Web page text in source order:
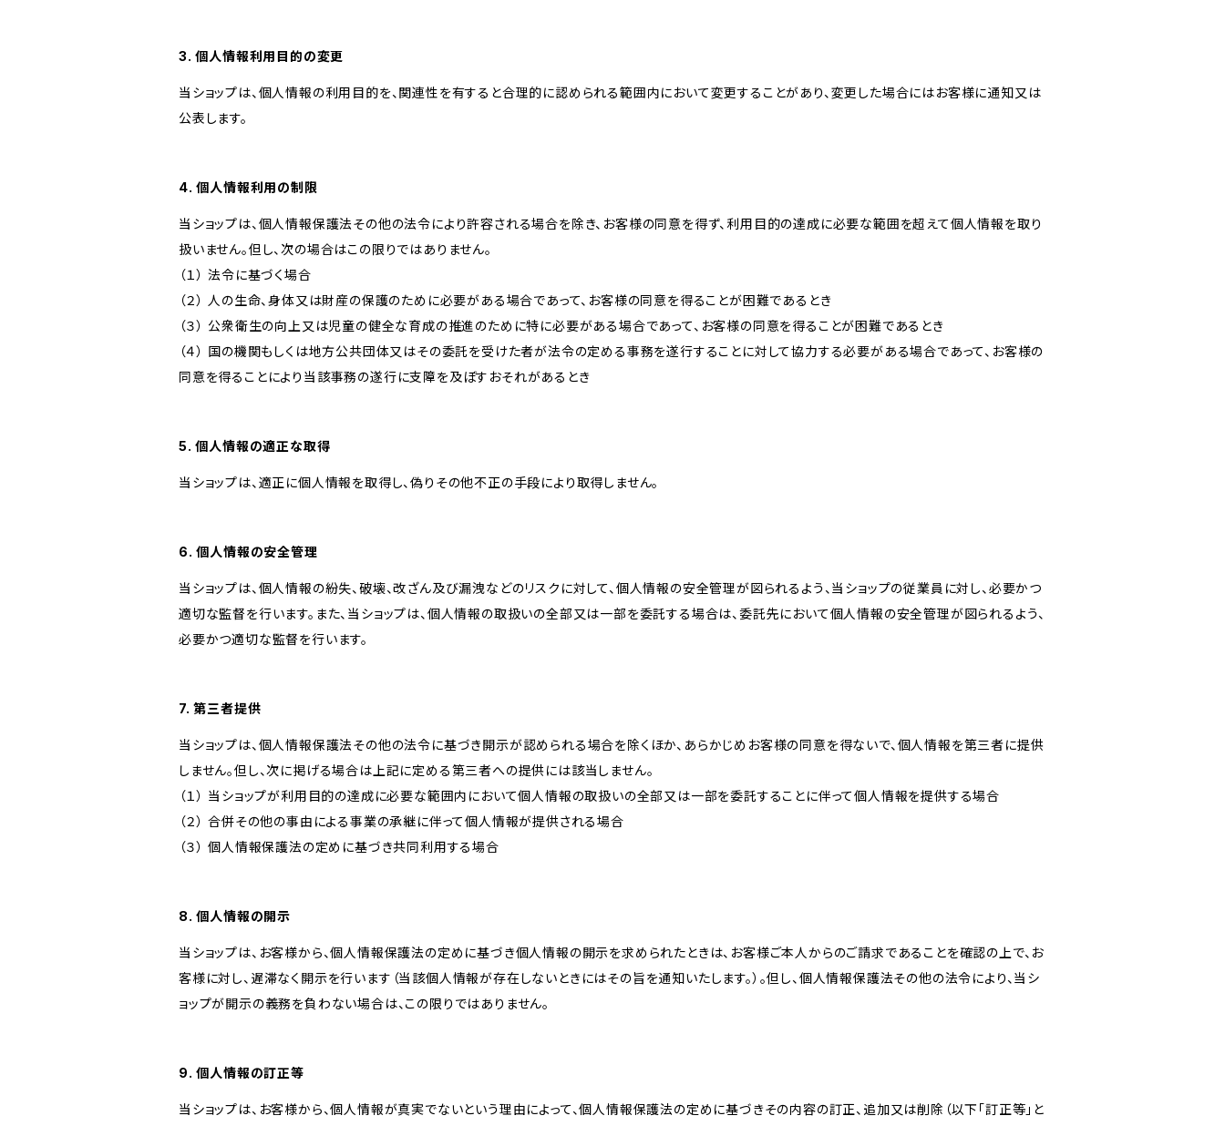
3. 個人情報利用目的の変更
当ショップは、個人情報の利用目的を、関連性を有すると合理的に認められる範囲内において変更することがあり、変更した場合にはお客様に通知又は
公表します。
4. 個人情報利用の制限
当ショップは、個人情報保護法その他の法令により許容される場合を除き、お客様の同意を得ず、利用目的の達成に必要な範囲を超えて個人情報を取り
扱いません。但し、次の場合はこの限りではありません。
（１） 法令に基づく場合
（２） 人の生命、身体又は財産の保護のために必要がある場合であって、お客様の同意を得ることが困難であるとき
（３） 公衆衛生の向上又は児童の健全な育成の推進のために特に必要がある場合であって、お客様の同意を得ることが困難であるとき
（４） 国の機関もしくは地方公共団体又はその委託を受けた者が法令の定める事務を遂行することに対して協力する必要がある場合であって、お客様の
同意を得ることにより当該事務の遂行に支障を及ぼすおそれがあるとき
5. 個人情報の適正な取得
当ショップは、適正に個人情報を取得し、偽りその他不正の手段により取得しません。
6. 個人情報の安全管理
当ショップは、個人情報の紛失、破壊、改ざん及び漏洩などのリスクに対して、個人情報の安全管理が図られるよう、当ショップの従業員に対し、必要かつ
適切な監督を行います。また、当ショップは、個人情報の取扱いの全部又は一部を委託する場合は、委託先において個人情報の安全管理が図られるよう、
必要かつ適切な監督を行います。
7. 第三者提供
当ショップは、個人情報保護法その他の法令に基づき開示が認められる場合を除くほか、あらかじめお客様の同意を得ないで、個人情報を第三者に提供
しません。但し、次に掲げる場合は上記に定める第三者への提供には該当しません。
（１） 当ショップが利用目的の達成に必要な範囲内において個人情報の取扱いの全部又は一部を委託することに伴って個人情報を提供する場合
（２） 合併その他の事由による事業の承継に伴って個人情報が提供される場合
（３） 個人情報保護法の定めに基づき共同利用する場合
8. 個人情報の開示
当ショップは、お客様から、個人情報保護法の定めに基づき個人情報の開示を求められたときは、お客様ご本人からのご請求であることを確認の上で、お
客様に対し、遅滞なく開示を行います（当該個人情報が存在しないときにはその旨を通知いたします。）。但し、個人情報保護法その他の法令により、当シ
ョップが開示の義務を負わない場合は、この限りではありません。
9. 個人情報の訂正等
当ショップは、お客様から、個人情報が真実でないという理由によって、個人情報保護法の定めに基づきその内容の訂正、追加又は削除（以下「訂正等」と